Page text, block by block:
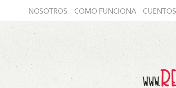
NOSOTROS COMO FUNCIONA CUENTOS